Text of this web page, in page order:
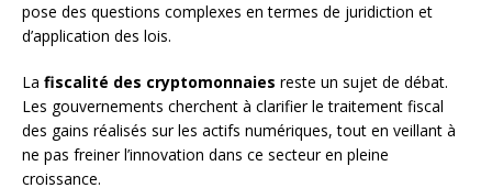
pose des questions complexes en termes de juridiction et
d’application des lois.
La fiscalité des cryptomonnaies reste un sujet de débat.
Les gouvernements cherchent à clarifier le traitement fiscal
des gains réalisés sur les actifs numériques, tout en veillant à
ne pas freiner l’innovation dans ce secteur en pleine
croissance.